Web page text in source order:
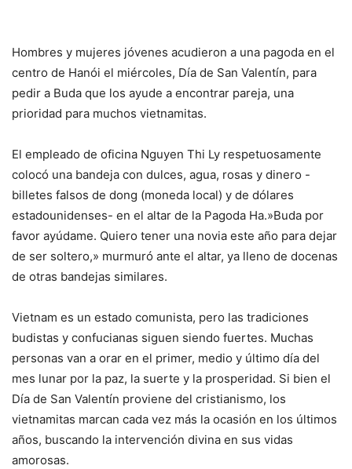
Hombres y mujeres jóvenes acudieron a una pagoda en el
centro de Hanói el miércoles, Día de San Valentín, para
pedir a Buda que los ayude a encontrar pareja, una
prioridad para muchos vietnamitas.
El empleado de oficina Nguyen Thi Ly respetuosamente
colocó una bandeja con dulces, agua, rosas y dinero -
billetes falsos de dong (moneda local) y de dólares
estadounidenses- en el altar de la Pagoda Ha.»Buda por
favor ayúdame. Quiero tener una novia este año para dejar
de ser soltero,» murmuró ante el altar, ya lleno de docenas
de otras bandejas similares.
Vietnam es un estado comunista, pero las tradiciones
budistas y confucianas siguen siendo fuertes. Muchas
personas van a orar en el primer, medio y último día del
mes lunar por la paz, la suerte y la prosperidad. Si bien el
Día de San Valentín proviene del cristianismo, los
vietnamitas marcan cada vez más la ocasión en los últimos
años, buscando la intervención divina en sus vidas
amorosas.